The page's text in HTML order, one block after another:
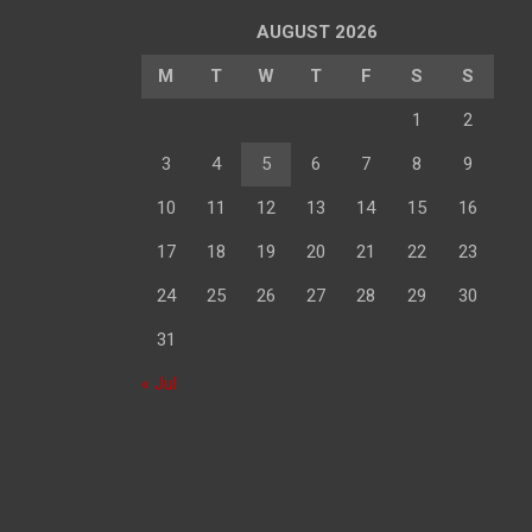
AUGUST 2026
M T W T F S S
1 2
3 4 5 6 7 8 9
10 11 12 13 14 15 16
17 18 19 20 21 22 23
24 25 26 27 28 29 30
31
« Jul